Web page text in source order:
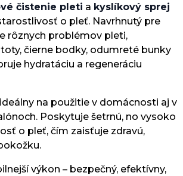
čistenie pleti a kyslíkový sprej
o pleť. Navrhnutý pre
rôznych problémov pleti,
čierne bodky, odumreté bunky
hydratáciu a regeneráciu
na použitie v domácnosti aj v
Poskytuje šetrnú, no vysoko
o pleť, čím zaisťuje zdravú,
výkon – bezpečný, efektívny,